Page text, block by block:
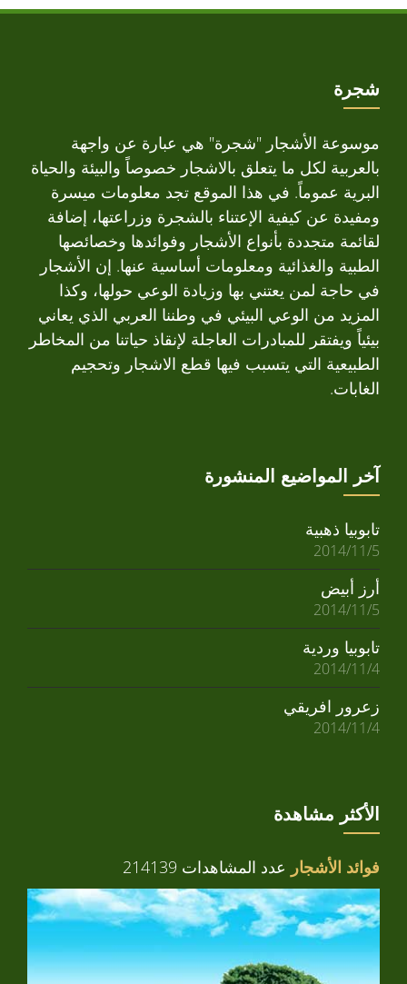
شجرة
موسوعة الأشجار "شجرة" هي عبارة عن واجهة
بالعربية لكل ما يتعلق بالاشجار خصوصاً والبيئة والحياة
البرية عموماً. في هذا الموقع تجد معلومات ميسرة
ومفيدة عن كيفية الإعتناء بالشجرة وزراعتها، إضافة
لقائمة متجددة بأنواع الأشجار وفوائدها وخصائصها
الطبية والغذائية ومعلومات أساسية عنها. إن الأشجار
في حاجة لمن يعتني بها وزيادة الوعي حولها، وكذا
المزيد من الوعي البيئي في وطننا العربي الذي يعاني
بيئياً ويفتقر للمبادرات العاجلة لإنقاذ حياتنا من المخاطر
الطبيعية التي يتسبب فيها قطع الاشجار وتحجيم
الغابات.
آخر المواضيع المنشورة
تابوبيا ذهبية
2014/11/5
أرز أبيض
2014/11/5
تابوبيا وردية
2014/11/4
زعرور افريقي
2014/11/4
الأكثر مشاهدة
فوائد الأشجار عدد المشاهدات 214139